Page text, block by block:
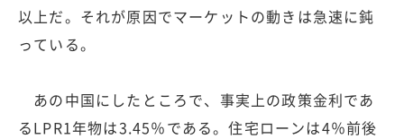
以上だ。それが原因でマーケットの動きは急速に鈍
っている。
あの中国にしたところで、事実上の政策金利であ
るLPR1年物は3.45％である。住宅ローンは4％前後